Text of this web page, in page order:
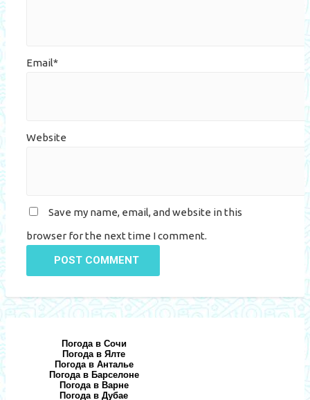
Email*
Website
Save my name, email, and website in this
browser for the next time I comment.
POST COMMENT
Погода в Сочи
Погода в Ялте
Погода в Анталье
Погода в Барселоне
Погода в Варне
Погода в Дубае